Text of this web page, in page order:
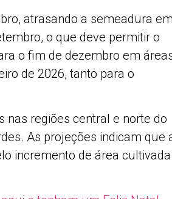
atrasando a semeadura
o que deve permitir o
o fim de dezembro em
de 2026, tanto para o
nas regiões central e norte do
As projeções indicam que
incremento de área